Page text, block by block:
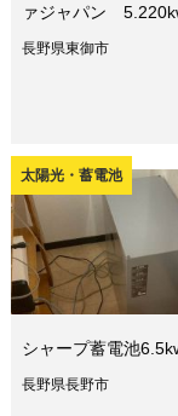
ァジャパン
長野県東御市
太陽光・蓄電池
シャープ蓄電池
長野県長野市